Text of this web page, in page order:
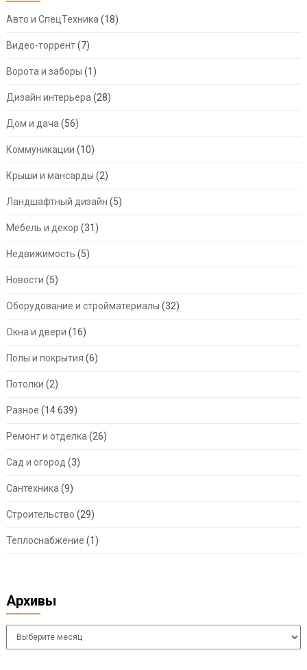
Авто и СпецТехника (18)
Видео-торрент(7)
Ворота и заборы (1)
Дизайн интерьера (28)
Дом и дача (56)
Коммуникации (10)
Крыши и мансарды (2)
Ландшафтный дизайн (5)
Мебель и декор (31)
Недвижимость (5)
Новости (5)
Оборудование и стройматериалы (32)
Окна и двери (16)
Полы и покрытия (6)
Потолки (2)
Разное (14 639)
Ремонт и отделка (26)
Сад и огород (3)
Сантехника (9)
Строительство (29)
Теплоснабжение (1)
Архивы
Архивы